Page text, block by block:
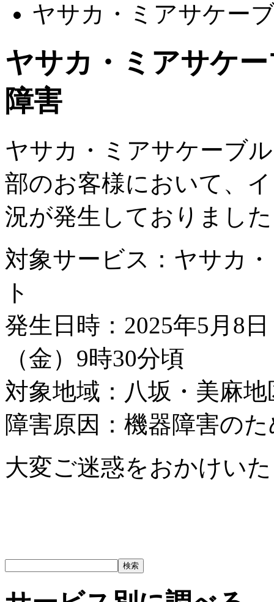
ヤサカ・ミアサケー
ヤサカ・ミアサケ
障害
ヤサカ・ミアサケーブ
部のお客様において、
況が発生しておりまし
対象サービス：ヤサカ
ト
発生日時：2025年5月8
（金）9時30分頃
対象地域：八坂・美麻地
障害原因：機器障害の
大変ご迷惑をおかけい